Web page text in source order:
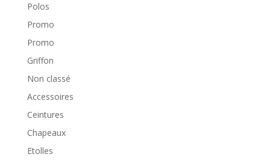
Polos
Promo
Promo
Griffon
Non classé
Accessoires
Ceintures
Chapeaux
Etolles